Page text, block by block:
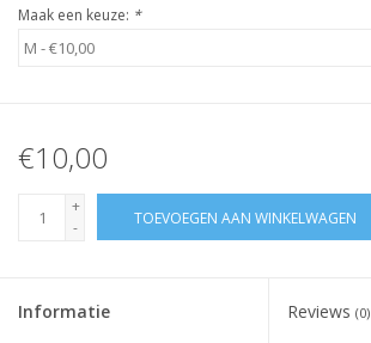
Maak een keuze: *
€10,00
+
-
TOEVOEGEN AAN WINKELWAGEN
Informatie Reviews (0)